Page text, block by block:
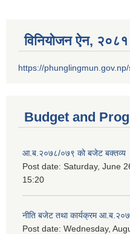
विनियोजन ऐन‚ २०८१
https://
Budget and
आ.ब.२०७८/०७९ को बजेट बक्तव्य
Post date: Saturday, June
15:20
नीति बजेट तथा कार्यक्रम
Post date: Wednesday,